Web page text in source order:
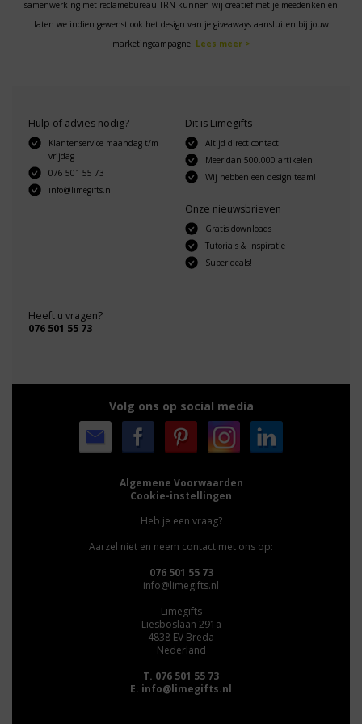
samenwerking met reclamebureau TRN kunnen wij creatief met je meedenken en
laten we indien gewenst ook het design van je giveaways aansluiten bij jouw
marketingcampagne. Lees meer >
Hulp of advies nodig?
Klantenservice maandag t/m
vrijdag
076 501 55 73
info@limegifts.nl
Dit is Limegifts
Altijd direct contact
Meer dan 500.000 artikelen
Wij hebben een design team!
Onze nieuwsbrieven
Gratis downloads
Tutorials & Inspiratie
Super deals!
Heeft u vragen?
076 501 55 73
Volg ons op social media
Algemene Voorwaarden
Cookie-instellingen
Heb je een vraag?
Aarzel niet en neem contact met ons op:
076 501 55 73
info@limegifts.nl
Limegifts
Liesboslaan 291a
4838 EV Breda
Nederland
T. 076 501 55 73
E. info@limegifts.nl